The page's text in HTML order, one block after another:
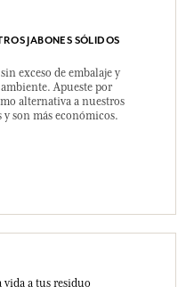
JABONES SÓLIDOS
exceso de embalaje y
Apueste por
alternativa a nuestros
y son más económicos.